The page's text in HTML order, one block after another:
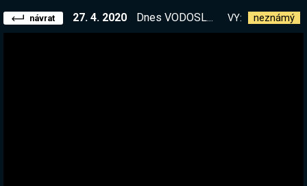
návrat 27. 4. 2020 Dnes VODOSLAV STERAK! Hydronneer VY: neznámý